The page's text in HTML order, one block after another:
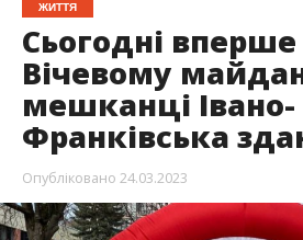
ЖИТТЯ
Сьогодні вперше
Вічевому
мешканці Івано-
Франківська
Опубліковано 24.03.2023